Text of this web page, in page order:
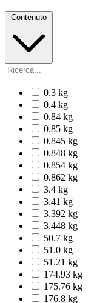
Contenuto
0.3 kg
0.4 kg
0.84 kg
0.85 kg
0.845 kg
0.848 kg
0.854 kg
0.862 kg
3.4 kg
3.41 kg
3.392 kg
3.448 kg
50.7 kg
51.0 kg
51.21 kg
174.93 kg
175.76 kg
176.8 kg